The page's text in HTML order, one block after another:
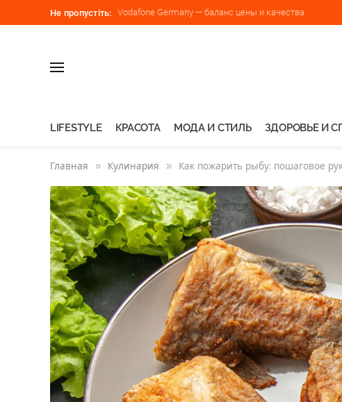
Не пропустіть: Vodafone Germany — баланс цены и качества
LIFESTYLE КРАСОТА МОДА И СТИЛЬ ЗДОРОВЬЕ И
Главная » Кулинария » Как пожарить рыбу: пошаговое